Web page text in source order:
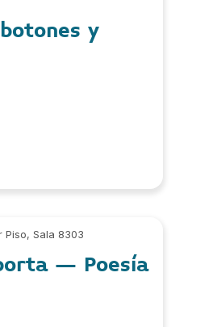
y
Piso, Sala 8303
– Poesía